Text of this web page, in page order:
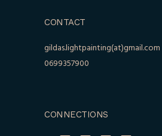
CONTACT
gildas.lightpainting(at)gmail.com
0699357900
CONNECTIONS